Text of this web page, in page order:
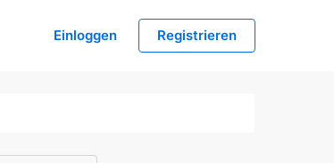
Einloggen Registrieren